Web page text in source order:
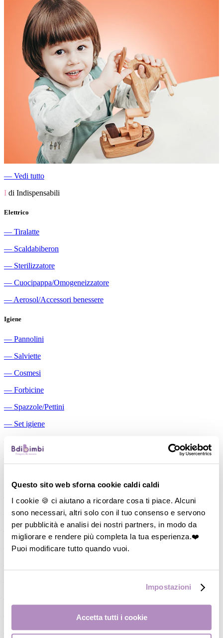
Questo sito web sforna cookie caldi caldi
I cookie 🍪 ci aiutano a ricordare cosa ti piace. Alcuni
sono necessari, altri solo con il tuo consenso e servono
per pubblicità e analisi dei nostri partners, in modo da
migliorare e rendere più completa la tua esperienza.❤️
Puoi modificare tutto quando vuoi.
Impostazioni
Accetta tutti i cookie
― Vedi tutto
I di Indispensabili
Elettrico
― Tiralatte
― Scaldabiberon
― Sterilizzatore
― Cuocipappa/Omogeneizzatore
― Aerosol/Accessori benessere
Igiene
― Pannolini
― Salviette
― Cosmesi
― Forbicine
― Spazzole/Pettini
― Set igiene
Aspiratori nasali manuali
―
Cuscini allattamento
―Biberon
―
Tettarelle
―Succhietti
Conservalatte Materno
―Massaggiagengive